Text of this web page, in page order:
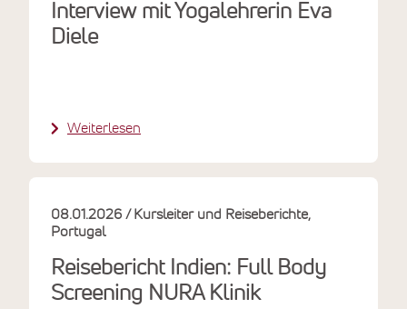
Interview mit Yogalehrerin Eva
Diele
Weiterlesen
Reisebericht Indien: Full Body
Screening NURA Klinik
08.01.2026
Kursleiter und Reiseberichte
Portugal